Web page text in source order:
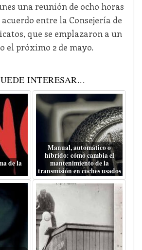
una reunión de ocho horas
entre la Consejería de
que se emplazaron a un
el próximo 2 de mayo.
INTERESAR...
de la
Manual, automático o
híbrido: cómo cambia el
mantenimiento de la
transmisión en coches usados